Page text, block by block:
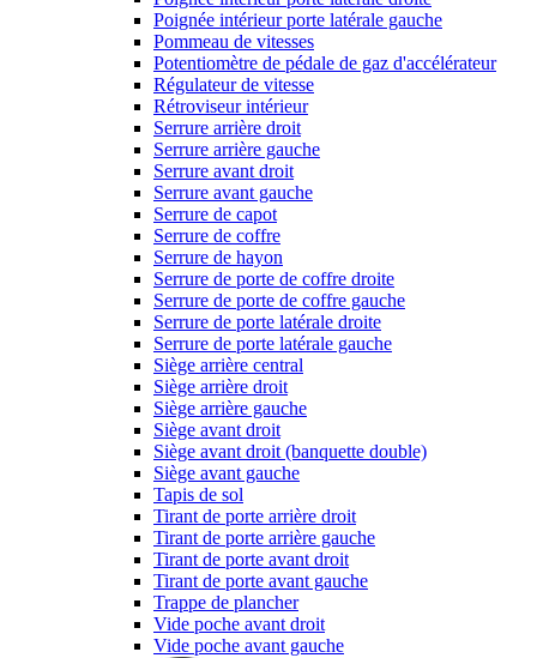
Poignée intérieur porte latérale gauche
Pommeau de vitesses
Potentiomètre de pédale de gaz d'accélérateur
Régulateur de vitesse
Rétroviseur intérieur
Serrure arrière droit
Serrure arrière gauche
Serrure avant droit
Serrure avant gauche
Serrure de capot
Serrure de coffre
Serrure de hayon
Serrure de porte de coffre droite
Serrure de porte de coffre gauche
Serrure de porte latérale droite
Serrure de porte latérale gauche
Siège arrière central
Siège arrière droit
Siège arrière gauche
Siège avant droit
Siège avant droit (banquette double)
Siège avant gauche
Tapis de sol
Tirant de porte arrière droit
Tirant de porte arrière gauche
Tirant de porte avant droit
Tirant de porte avant gauche
Trappe de plancher
Vide poche avant droit
Vide poche avant gauche